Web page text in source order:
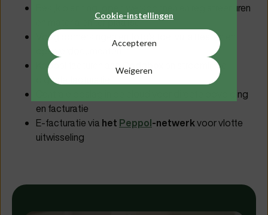
Cookie-instellingen
Accepteren
Weigeren
Bekijk planning, open werkbonnen en registreer uren
en materialen ter plaatse
Voeg opmerkingen en foto’s toe; vul attesten en
opleverdocumenten in
Koppel facturen aanCodabox
en stroomlijn je
digitale facturatie
Centrale opslag in de cloud voor directe opvolging
en facturatie
E-facturatie via het Peppol-netwerkvoor vlotte
uitwisseling